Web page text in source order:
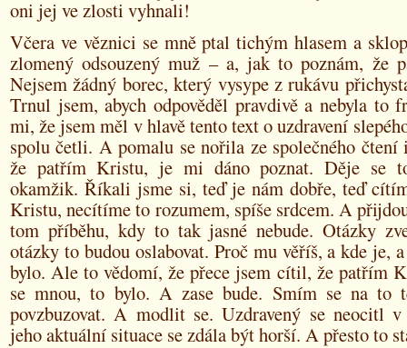
oni jej ve zlosti vyhnali!
Včera ve věznici se mně ptal tichým hlasem a
zlomený odsouzený muž – a, jak to poznám, že
Nejsem žádný borec, který vysype z rukávu
Trnul jsem, abych odpověděl pravdivě a nebyla to
mi, že jsem měl v hlavě tento text o uzdravení
spolu četli. A pomalu se nořila ze společného čtení
že patřím Kristu, je mi dáno poznat. Děje se
okamžik. Říkali jsme si, teď je nám dobře, teď
Kristu, necítíme to rozumem, spíše srdcem. A
tom příběhu, kdy to tak jasné nebude. Otázky
otázky to budou oslabovat. Proč mu věříš, a kde je,
bylo. Ale to vědomí, že přece jsem cítil, že patřím
se mnou, to bylo. A zase bude. Smím se na to
povzbuzovat. A modlit se. Uzdravený se neocitl
jeho aktuální situace se zdála být horší. A přesto to